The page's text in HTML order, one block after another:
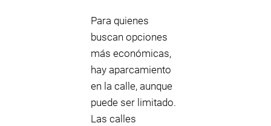
Para quienes
buscan opciones
más económicas,
hay aparcamiento
en la calle, aunque
puede ser limitado.
Las calles